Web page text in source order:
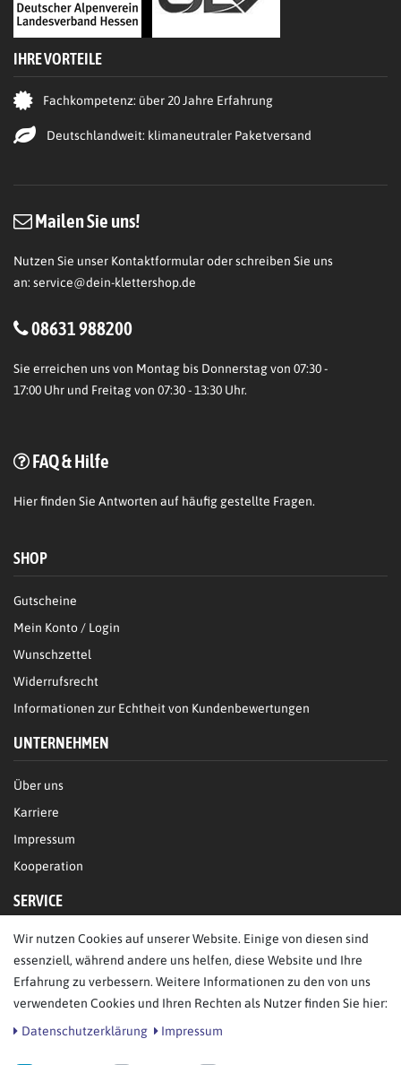
IHRE VORTEILE
Fachkompetenz: über 20 Jahre Erfahrung
Deutschlandweit: klimaneutraler Paketversand
Mailen Sie uns!
Nutzen Sie unser Kontaktformular oder schreiben Sie uns
an: service@dein-klettershop.de
08631 988200
Sie erreichen uns von Montag bis Donnerstag von 07:30 -
17:00 Uhr und Freitag von 07:30 - 13:30 Uhr.
FAQ & Hilfe
Hierfinden Sie Antworten auf häufig gestellte Fragen.
SHOP
Gutscheine
Mein Konto / Login
Wunschzettel
Widerrufsrecht
Informationen zur Echtheit von Kundenbewertungen
UNTERNEHMEN
Über uns
Karriere
Impressum
Kooperation
SERVICE
FAQ/Hilfe
Datenschutz
AGB
Wir nutzen Cookies auf unserer Website. Einige von diesen sind
essenziell, während andere uns helfen, diese Website und Ihre
Erfahrung zu verbessern. Weitere Informationen zu den von uns
verwendeten Cookies und Ihren Rechten als Nutzer finden Sie hier:
Daten­schutz­erklärung
Impressum